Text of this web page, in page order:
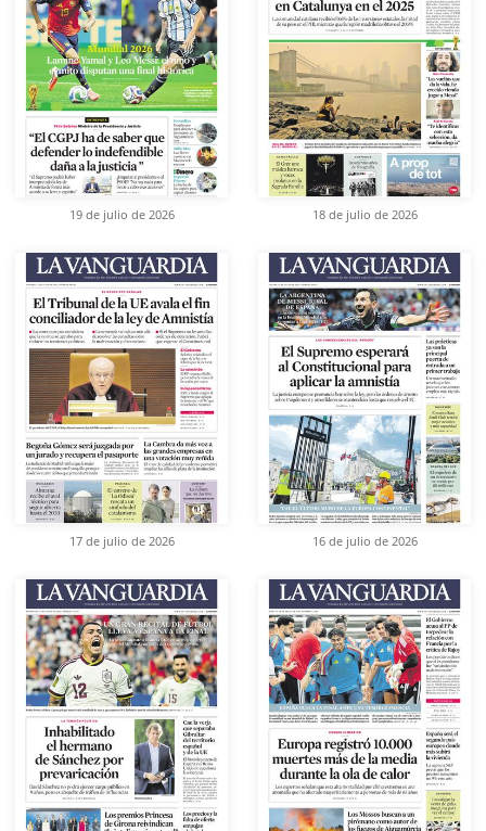
19 de julio de 2026 18 de julio de 2026
17 de julio de 2026 16 de julio de 2026